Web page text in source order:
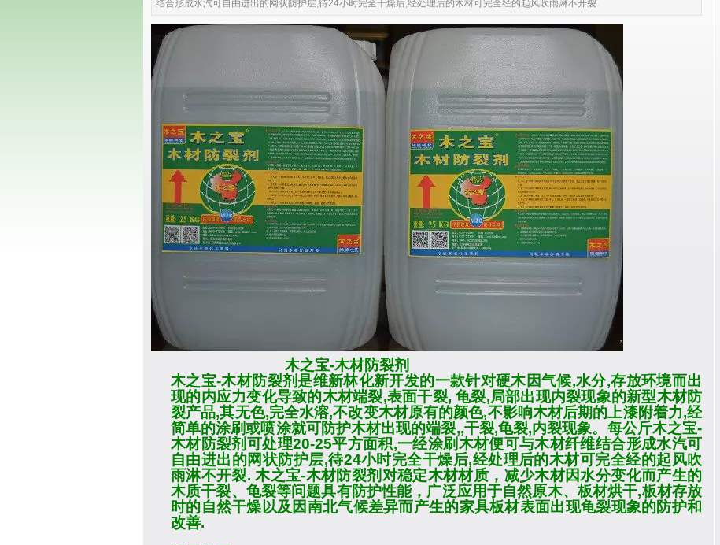
结合形成水汽可自由进出的网状防护层,待24小时完全干燥后,经处理后的木材可完全经的起风吹雨淋不开裂.
木之宝-木材防裂剂
木之宝-木材防裂剂 是维新林化新开发的一款针对硬木因气候,水分,存放环境而出
现的内应力变化导致的木材端裂,表面干裂, 龟裂,局部出现内裂现象的新型木材防
裂产品,其无色,完全水溶,不改变木材原有的颜色,不影响木材后期的上漆附着力,经
简单的涂刷或喷涂就可防护木材出现的端裂,,干裂,龟裂,内裂现象。每公斤木之宝-
木材防裂剂 可处理20-25平方面积,一经涂刷木材便可与木材纤维结合形成水汽可
自由进出的网状防护层,待24小时完全干燥后,经处理后的木材可完全经的起风吹
雨淋不开裂.木之宝-木材防裂剂 对稳定木材材质，减少木材因水分变化而产生的
木质干裂、龟裂等问题具有防护性能，广泛应用于自然原木、板材烘干,板材存放
时的自然干燥以及因南北气候差异而产生的家具板材表面出现龟裂现象的防护和
改善.